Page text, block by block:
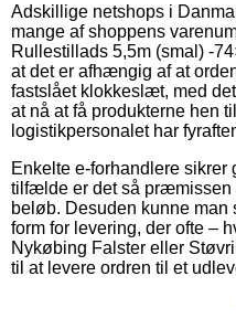
Adskillige netshops i
mange af shoppens
Rullestillads 5,5m (smal) -
at det er afhængig af at
fastslået klokkeslæt, med
at nå at få produkterne hen
logistikpersonalet har
Enkelte e-forhandlere sikrer
tilfælde er det så præmissen
beløb. Desuden kunne
form for levering, der ofte –
Nykøbing Falster eller
til at levere ordren til et